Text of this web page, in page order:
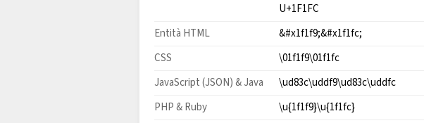
U+1F1FC
Entità HTML
&#x1f1f9;&#x1f1fc;
CSS
\01f1f9\01f1fc
JavaScript (JSON) & Java
\ud83c\uddf9\ud83c\uddfc
PHP & Ruby
\u{1f1f9}\u{1f1fc}